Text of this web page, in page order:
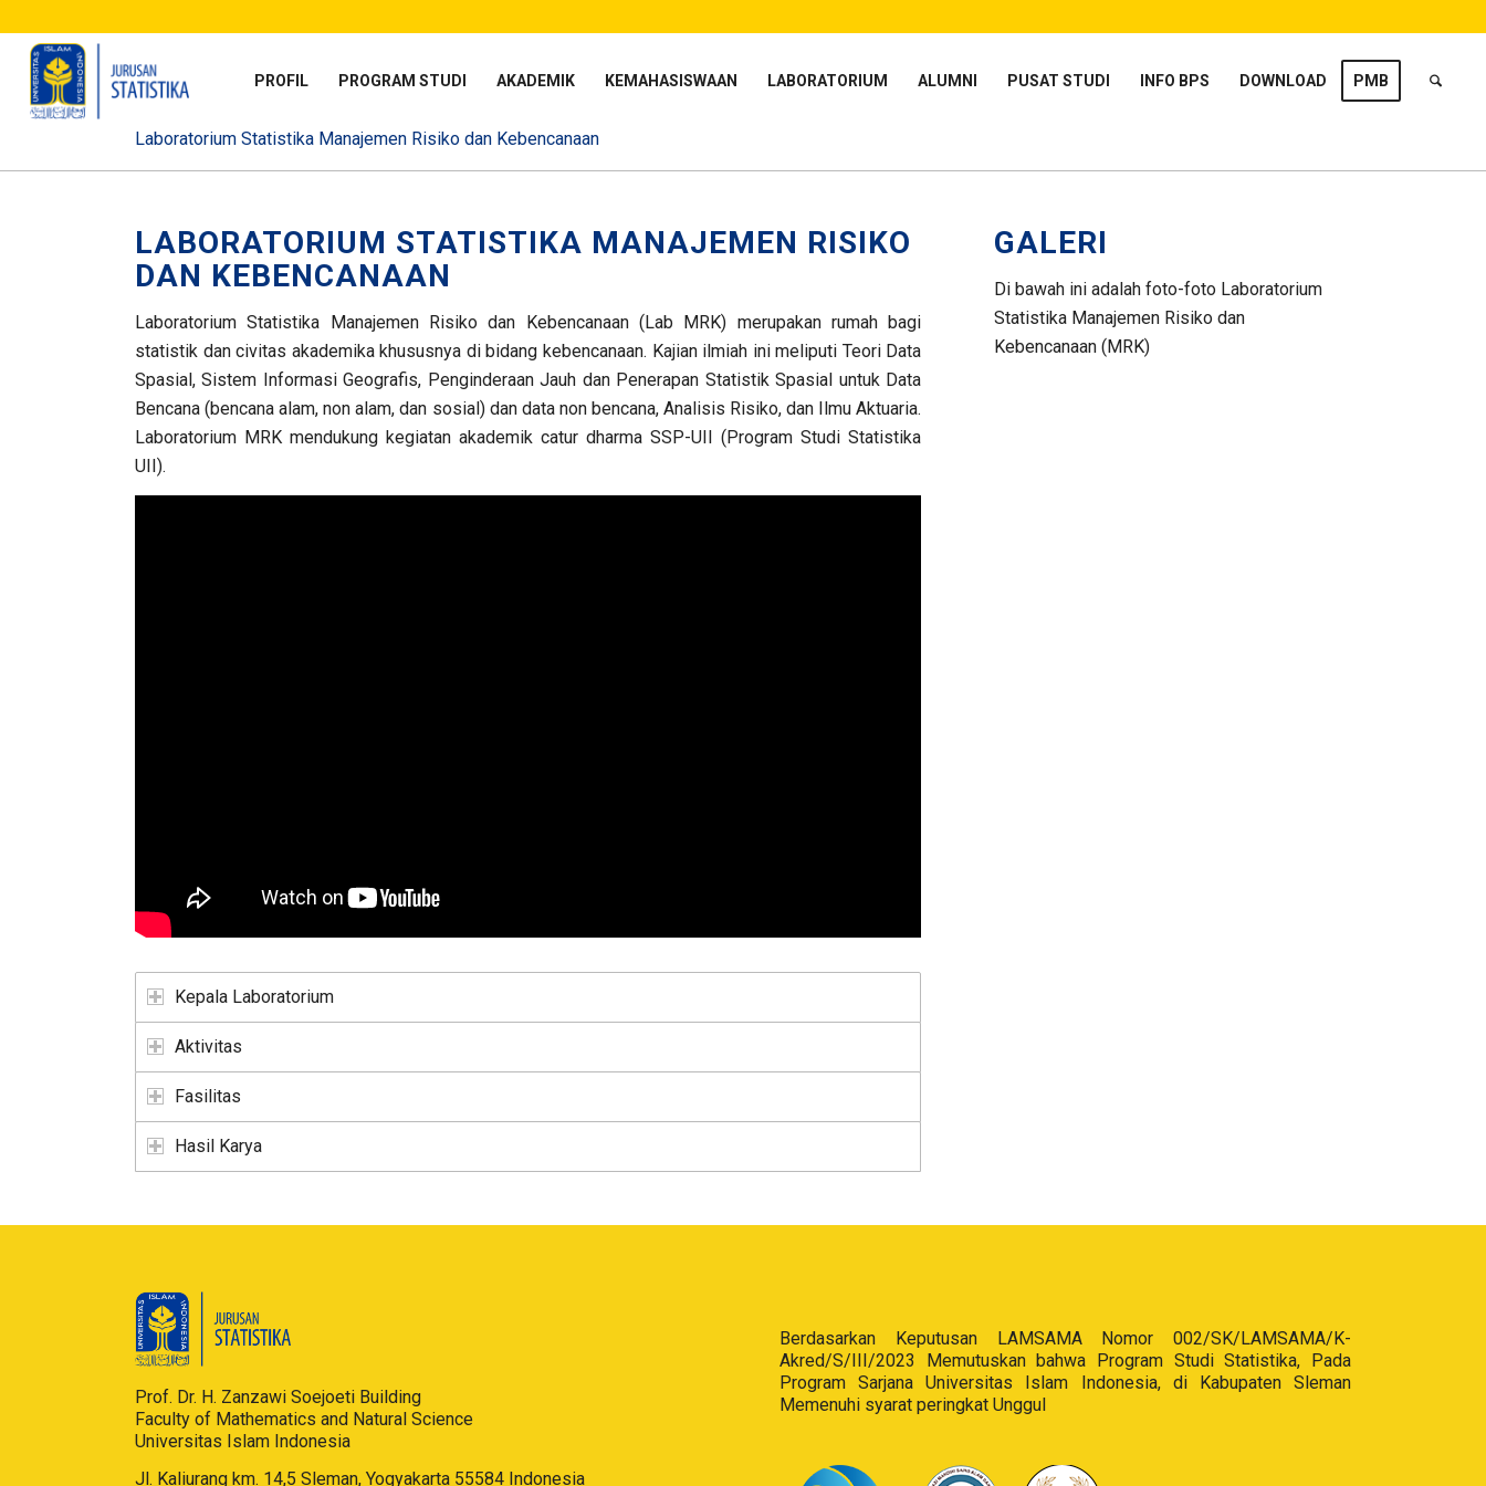
PROFIL PROGRAM STUDI AKADEMIK KEMAHASISWAAN LABORATORIUM ALUMNI PUSAT STUDI INFO BPS DOWNLOAD PMB
Laboratorium Statistika Manajemen Risiko dan Kebencanaan
LABORATORIUM STATISTIKA MANAJEMEN RISIKO
DAN KEBENCANAAN
Laboratorium Statistika Manajemen Risiko dan Kebencanaan (Lab MRK) merupakan rumah bagi
statistik dan civitas akademika khususnya di bidang kebencanaan. Kajian ilmiah ini meliputi Teori Data
Spasial, Sistem Informasi Geografis, Penginderaan Jauh dan Penerapan Statistik Spasial untuk Data
Bencana (bencana alam, non alam, dan sosial) dan data non bencana, Analisis Risiko, dan Ilmu Aktuaria.
Laboratorium MRK mendukung kegiatan akademik catur dharma SSP-UII (Program Studi Statistika
UII).
Kepala Laboratorium
Aktivitas
Fasilitas
Hasil Karya
GALERI
Di bawah ini adalah foto-foto Laboratorium
Statistika Manajemen Risiko dan
Kebencanaan (MRK)
Prof. Dr. H. Zanzawi Soejoeti Building
Faculty of Mathematics and Natural Science
Universitas Islam Indonesia
Jl. Kaliurang km. 14,5 Sleman, Yogyakarta 55584 Indonesia
Berdasarkan Keputusan LAMSAMA Nomor 002/SK/LAMSAMA/K-
Akred/S/III/2023 Memutuskan bahwa Program Studi Statistika, Pada
Program Sarjana Universitas Islam Indonesia, di Kabupaten Sleman
Memenuhi syarat peringkat Unggul